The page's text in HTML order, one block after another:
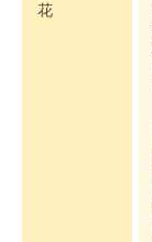
花